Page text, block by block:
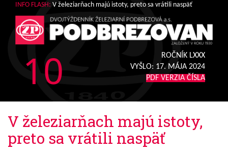
INFO FLASH: V železiarňach majú istoty, preto sa vrátili naspäť
10
ROČNÍK LXXX
VYŠLO: 17. MÁJA 2024
PDF VERZIA ČÍSLA
V železiarňach majú istoty,
preto sa vrátili naspäť